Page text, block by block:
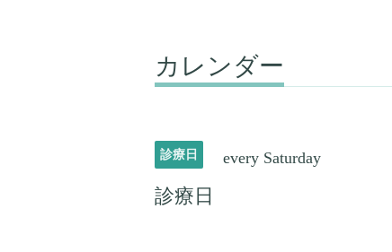
カレンダー
診療日 every Saturday
診療日